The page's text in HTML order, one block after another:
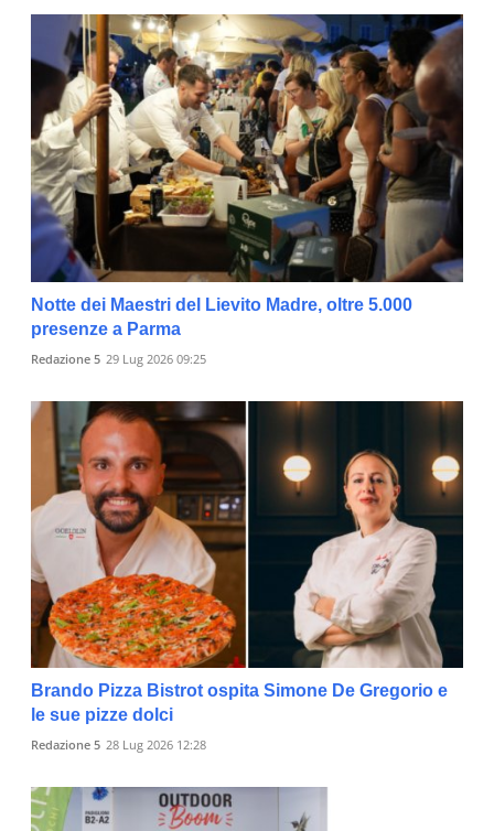
Notte dei Maestri del Lievito Madre, oltre 5.000
presenze a Parma
Redazione 5 29 Lug 2026 09:25
Brando Pizza Bistrot ospita Simone De Gregorio e
le sue pizze dolci
Redazione 5 28 Lug 2026 12:28